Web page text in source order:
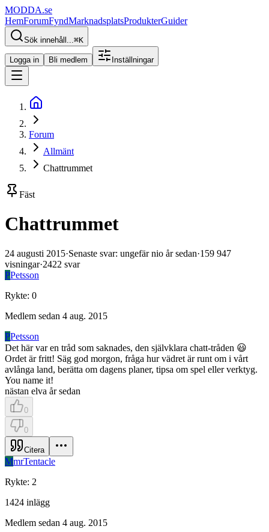
MODDA.se
HemForumFyndMarknadsplatsProdukterGuider
Sök innehåll...⌘K
Logga in Bli medlem Inställningar
Forum
Allmänt
Chattrummet
Fäst
Chattrummet
24 augusti 2015·Senaste svar: ungefär nio år sedan·159 947
visningar·2422 svar
PPetsson
Rykte: 0
Medlem sedan 4 aug. 2015
PPetsson
Det här var en tråd som saknades, den självklara chatt-tråden 😃
Ordet är fritt! Säg god morgon, fråga hur vädret är runt om i vårt
avlånga land, berätta om dagens planer, tipsa om spel eller verktyg.
You name it!
nästan elva år sedan
0
0
Citera
MmrTentacle
Rykte: 2
1424 inlägg
Medlem sedan 4 aug. 2015